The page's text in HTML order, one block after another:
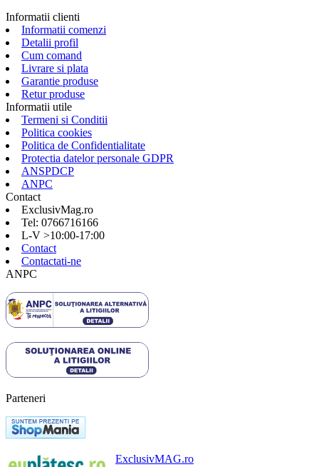
Informatii clienti
Informatii comenzi
Detalii profil
Cum comand
Livrare si plata
Garantie produse
Retur produse
Informatii utile
Termeni si Conditii
Politica cookies
Politica de Confidentialitate
Protectia datelor personale GDPR
ANSPDCP
ANPC
Contact
ExclusivMag.ro
Tel: 0766716166
L-V >10:00-17:00
Contact
Contactati-ne
ANPC
Parteneri
ExclusivMAG.ro